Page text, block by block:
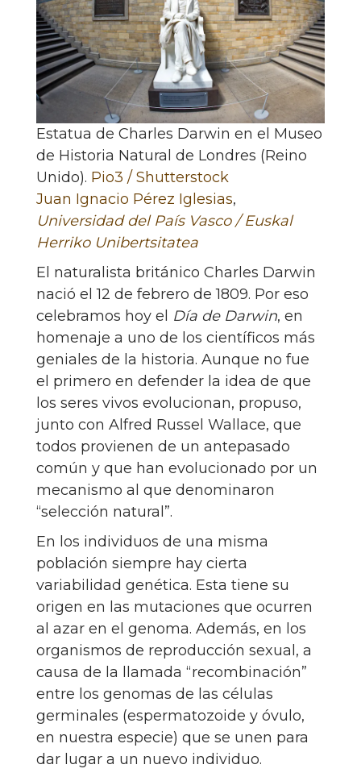
Estatua de Charles Darwin en el Museo
de Historia Natural de Londres (Reino
Unido). Pio3 / Shutterstock
Juan Ignacio Pérez Iglesias,
Universidad del País Vasco / Euskal
Herriko Unibertsitatea
El naturalista británico Charles Darwin
nació el 12 de febrero de 1809. Por eso
celebramos hoy el Día de Darwin, en
homenaje a uno de los científicos más
geniales de la historia. Aunque no fue
el primero en defender la idea de que
los seres vivos evolucionan, propuso,
junto con Alfred Russel Wallace, que
todos provienen de un antepasado
común y que han evolucionado por un
mecanismo al que denominaron
“selección natural”.
En los individuos de una misma
población siempre hay cierta
variabilidad genética. Esta tiene su
origen en las mutaciones que ocurren
al azar en el genoma. Además, en los
organismos de reproducción sexual, a
causa de la llamada “recombinación”
entre los genomas de las células
germinales (espermatozoide y óvulo,
en nuestra especie) que se unen para
dar lugar a un nuevo individuo.